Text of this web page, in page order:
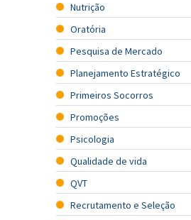
Nutrição
Oratória
Pesquisa de Mercado
Planejamento Estratégico
Primeiros Socorros
Promoções
Psicologia
Qualidade de vida
QVT
Recrutamento e Seleção